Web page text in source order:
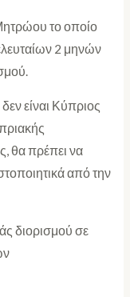
το οποίο
2 μηνών
είναι Κύπριος
θα πρέπει να
από την
διορισμού σε